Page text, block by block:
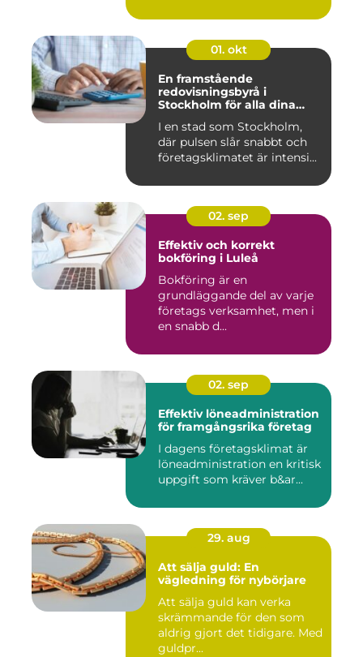
01. okt
En framstående
redovisningsbyrå i
Stockholm för alla dina
I en stad som Stockholm,
där pulsen slår snabbt och
företagsklimatet är intensi...
02. sep
Effektiv och korrekt
bokföring i Luleå
Bokföring är en
grundläggande del av varje
företags verksamhet, men i
en snabb d...
02. sep
Effektiv löneadministration
för framgångsrika företag
I dagens företagsklimat är
löneadministration en kritisk
uppgift som kräver b&ar...
29. aug
Att sälja guld: En
vägledning för nybörjare
Att sälja guld kan verka
skrämmande för den som
aldrig gjort det tidigare. Med
guldpr...